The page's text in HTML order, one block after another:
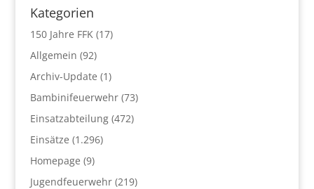
Kategorien
150 Jahre FFK(17)
Allgemein (92)
Archiv-Update (1)
Bambinifeuerwehr(73)
Einsatzabteilung(472)
Einsätze (1.296)
Homepage (9)
Jugendfeuerwehr(219)